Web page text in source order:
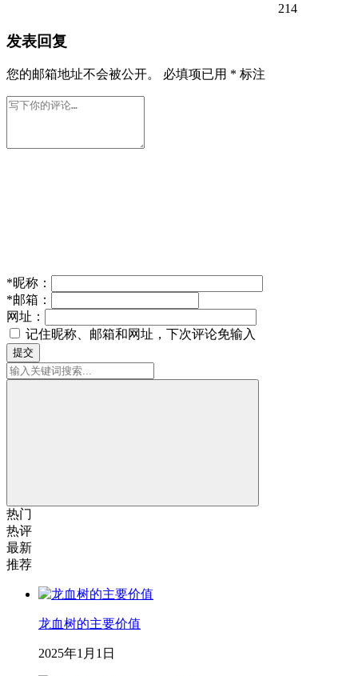
214
发表回复
您的邮箱地址不会被公开。 必填项已用 * 标注
*昵称：
*邮箱：
网址：
记住昵称、邮箱和网址，下次评论免输入
提交
热门
热评
最新
推荐
龙血树的主要价值
2025年1月1日